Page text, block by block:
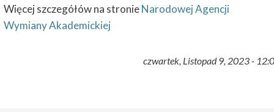
Więcej szczegółów na stronieNarodowej Agencji
Wymiany Akademickiej
czwartek, Listopad 9, 2023 -